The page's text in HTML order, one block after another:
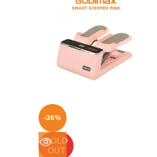
-36%
SOLD
OUT